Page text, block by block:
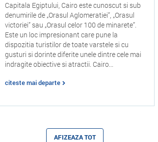
Capitala Egiptului, Cairo este cunoscut si sub
denumirile de „Orasul Aglomeratiei”, „Orasul
victoriei” sau „Orasul celor 100 de minarete”.
Este un loc impresionant care pune la
dispozitia turistilor de toate varstele si cu
gusturi si dorinte diferite unele dintre cele mai
indragite obiective si atractii. Cairo...
citeste mai departe
AFIZEAZA TOT